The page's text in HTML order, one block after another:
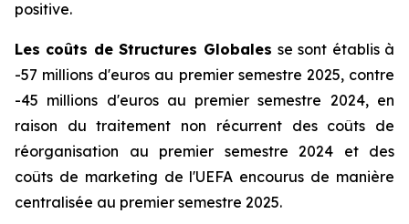
positive.
Les coûts de Structures Globales se sont établis à
-57 millions d'euros au premier semestre 2025, contre
-45 millions d'euros au premier semestre 2024, en
raison du traitement non récurrent des coûts de
réorganisation au premier semestre 2024 et des
coûts de marketing de l'UEFA encourus de manière
centralisée au premier semestre 2025.